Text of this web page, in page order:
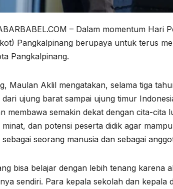
– Dalam momentum Hari
Pangkalpinang berupaya untuk terus
Pangkalpinang.
Maulan Aklil mengatakan, selama tiga
ujung barat sampai ujung timur
membawa semakin dekat dengan cita-cita
dan potensi peserta didik agar
seorang manusia dan sebagai
bisa belajar dengan lebih tenang karena
sendiri. Para kepala sekolah dan kepala